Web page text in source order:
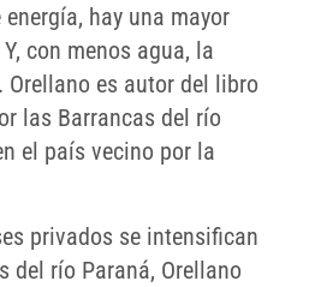
hay una mayor
con menos agua, la
Orellano es autor del libro
las Barrancas del río
el país vecino por la
privados se intensifican
del río Paraná, Orellano